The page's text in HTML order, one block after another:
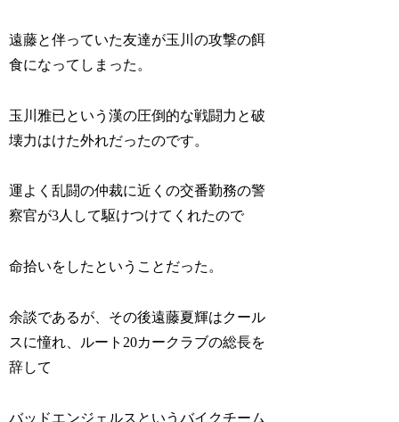
遠藤と伴っていた友達が玉川の攻撃の餌
食になってしまった。
玉川雅已という漢の圧倒的な戦闘力と破
壊力はけた外れだったのです。
運よく乱闘の仲裁に近くの交番勤務の警
察官が3人して駆けつけてくれたので
命拾いをしたということだった。
余談であるが、その後遠藤夏輝はクール
スに憧れ、ルート20カークラブの総長を
辞して
バッドエンジェルスというバイクチーム